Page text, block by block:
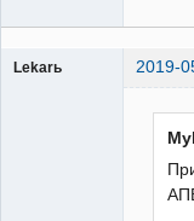
Lekarь 2019-